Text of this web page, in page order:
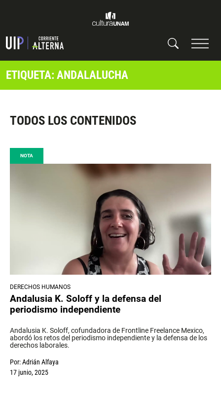
ETIQUETA: ANDALALUCHA
TODOS LOS CONTENIDOS
NOTA
DERECHOS HUMANOS
Andalusia K. Soloff y la defensa del
periodismo independiente
Andalusia K. Soloff, cofundadora de Frontline Freelance Mexico,
abordó los retos del periodismo independiente y la defensa de los
derechos laborales.
Por:Adrián Alfaya
17 junio, 2025